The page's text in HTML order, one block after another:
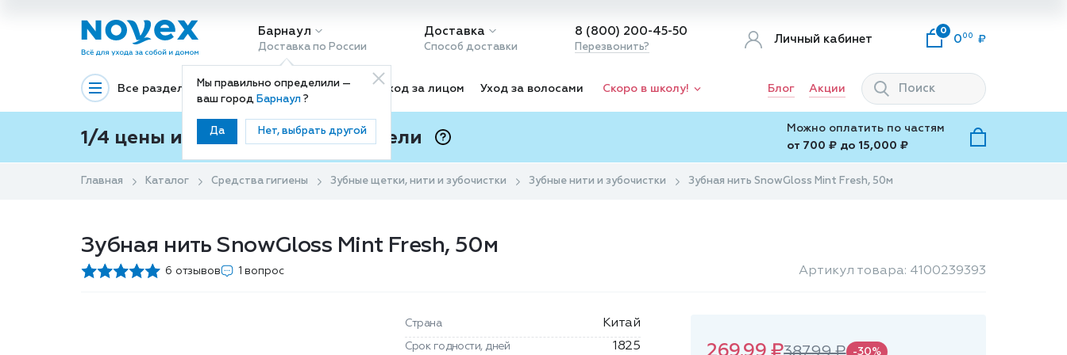
Барнаул
Доставка по России
Мы правильно определили —
ваш город Барнаул?
Да Нет, выбрать другой
Доставка
Способ доставки
8 (800) 200-45-50
Перезвонить?
Личный кабинет
0
0 00
Все разделы Декоративная косметика Уход за лицом Уход за волосами Скоро в школу! Блог Акции
1/4 цены и покупки ваши с Подели
Можно оплатить по частям
от 700 ₽ до 15,000 ₽
Главная Каталог Средства гигиены Зубные щетки, нити и зубочистки Зубные нити и зубочистки Зубная нить SnowGloss Mint Fresh, 50м
Зубная нить SnowGloss Mint Fresh, 50м
6 отзывов 1 вопрос Артикул товара: 4100239393
Страна Китай
Срок годности, дней 1825 269.99 ₽387.99 ₽ -30%